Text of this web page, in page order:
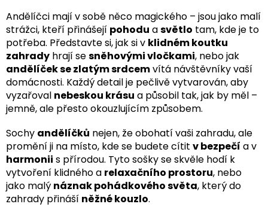
Andělíčci mají v sobě něco magického – jsou jako malí
strážci, kteří přinášejí pohodu asvětlo tam, kde je to
potřeba. Představte si, jak si v klidném koutku
zahrady hrají sesněhovými vločkami, nebo jak
andělíček se zlatým srdcemvítá návštěvníky vaší
domácnosti. Každý detail je pečlivě vytvarován, aby
vyzařoval nebeskou krásu a působil tak, jak by měl –
jemně, ale přesto okouzlujícím způsobem.
Sochy andělíčků nejen, že obohatí vaši zahradu, ale
promění ji na místo, kde se budete cítit v bezpečí a v
harmonii s přírodou. Tyto sošky se skvěle hodí k
vytvoření klidného a relaxačního prostoru, nebo
jako malý náznak pohádkového světa, který do
zahrady přináší něžné kouzlo.